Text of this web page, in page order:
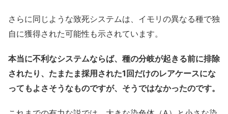
さらに同じような致死システムは、イモリの異なる種で独
自に獲得された可能性も示されています。
本当に不利なシステムならば、種の分岐が起きる前に排除
されたり、たまたま採用された1回だけのレアケースにな
ってもよさそうなものですが、そうではなかったのです。